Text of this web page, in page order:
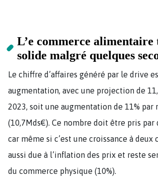
L’e commerce
solide malgré quelques
Le chiffre d’affaires généré par le drive
augmentation, avec une projection de
2023, soit une augmentation de 11% par
(10,7Mds€). Ce nombre doit être pris par
car même si c’est une croissance à deux
aussi due à l’inflation des prix et reste
du commerce physique (10%).